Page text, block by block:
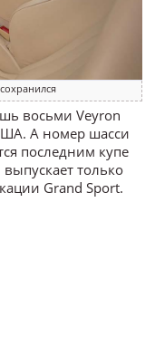
восьми Veyron
А номер шасси
последним купе
только
Grand Sport.